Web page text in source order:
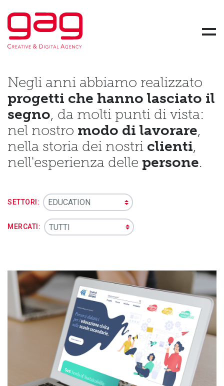
Gag Srl Società Benefit - Creative and Digital Agency
Menu
Negli anni abbiamo realizzato
progetti che hanno lasciato il
segno, da molti punti di vista:
nel nostro modo di lavorare,
nella storia dei nostri clienti,
nell'esperienza delle persone.
SETTORI:
MERCATI: